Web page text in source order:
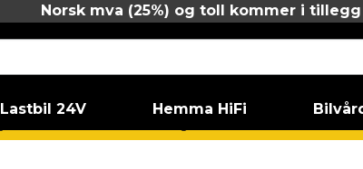
Norsk mva (25%) og toll kommer i
Lastbil 24V Hemma HiFi